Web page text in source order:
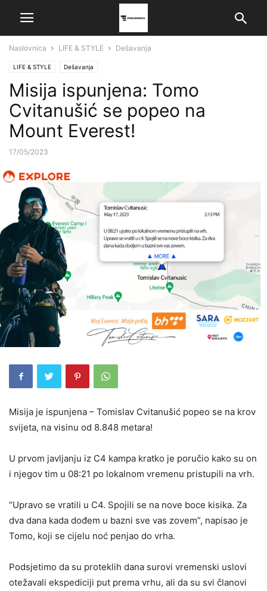
Naslovnica LIFE & STYLE Dešavanja
LIFE & STYLE Dešavanja
Misija ispunjena: Tomo
Cvitanušić se popeo na
Mount Everest!
17/05/2023
Misija je ispunjena – Tomislav Cvitanušić popeo se na krov
svijeta, na visinu od 8.848 metara!
U prvom javljanju iz C4 kampa kratko je poručio kako su on
i njegov tim u 08:21 po lokalnom vremenu pristupili na vrh.
“Upravo se vratili u C4. Spojili se na nove boce kisika. Za
dva dana kada dođem u bazni sve vas zovem”, napisao je
Tomo, koji se cijelu noć penjao do vrha.
Podsjetimo da su proteklih dana surovi vremenski uslovi
otežavali ekspediciji put prema vrhu, ali da su svi članovi